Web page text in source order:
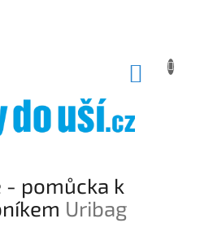
- pomůcka k
Uribag